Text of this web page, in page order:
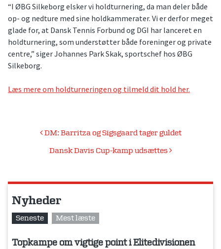
“I ØBG Silkeborg elsker vi holdturnering, da man deler både
op- og nedture med sine holdkammerater. Vi er derfor meget
glade for, at Dansk Tennis Forbund og DGI har lanceret en
holdturnering, som understøtter både foreninger og private
centre,” siger Johannes Park Skak, sportschef hos ØBG
Silkeborg.
Læs mere om holdturneringen og tilmeld dit hold her.
Indlægsnavigation
DM: Barritza og Sigsgaard tager guldet
Dansk Davis Cup-kamp udsættes
Nyheder
Seneste Mest læste
Topkampe om vigtige point i Elitedivisionen